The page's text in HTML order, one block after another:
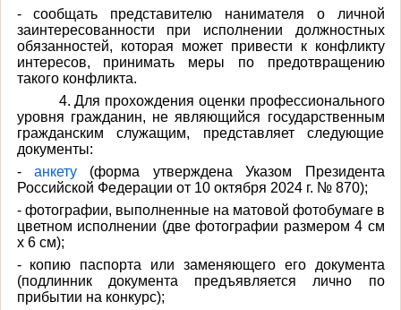
- сообщать представителю нанимателя о личной
заинтересованности при исполнении должностных
обязанностей, которая может привести к конфликту
интересов, принимать меры по предотвращению
такого конфликта.
4. Для прохождения оценки профессионального
уровня гражданин, не являющийся государственным
гражданским служащим, представляет следующие
документы:
- анкету(форма утверждена Указом Президента
Российской Федерации от 10 октября 2024 г. № 870);
- фотографии, выполненные на матовой фотобумаге в
цветном исполнении (две фотографии размером 4 см
x 6 см);
- копию паспорта или заменяющего его документа
(подлинник документа предъявляется лично по
прибытии на конкурс);